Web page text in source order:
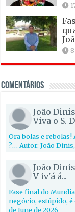
Comentários
João
Viva o S.
Ora bolas e
?… Autor: João
João
V iv'á á...
Fase final do
negócio, estúpido, é
de June de 2026